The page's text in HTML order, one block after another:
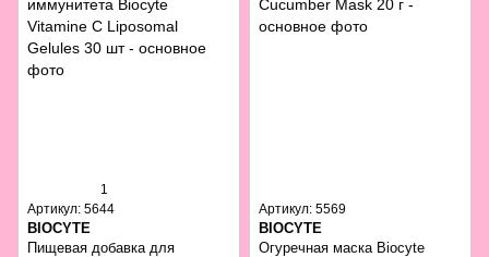
1
Артикул: 5644
BIOCYTE
Пищевая добавка для
Артикул: 5569
BIOCYTE
Огуречная маска Biocyte